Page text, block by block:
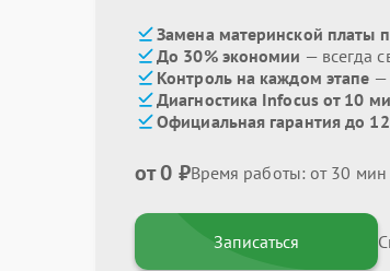
Замена материнской платы
До 30% экономии — всегда
Контроль на каждом этапе —
Диагностика Infocus от 10
Официальная гарантия до
от 0 ₽Время работы: от 30 мин
Записаться